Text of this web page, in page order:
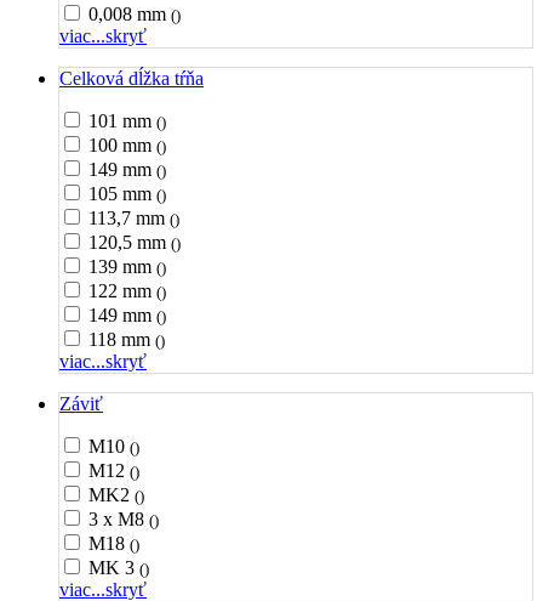
0,008 mm ()
viac...skryť
Celková dĺžka tŕňa
101 mm ()
100 mm ()
149 mm ()
105 mm ()
113,7 mm ()
120,5 mm ()
139 mm ()
122 mm ()
149 mm ()
118 mm ()
viac...skryť
Záviť
M10 ()
M12 ()
MK2 ()
3 x M8 ()
M18 ()
MK 3 ()
viac...skryť